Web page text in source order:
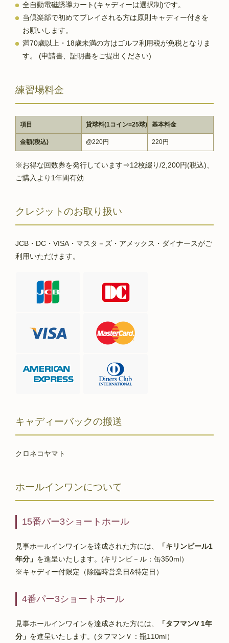
全自動電磁誘導カート(キャディーは選択制)です。
当倶楽部で初めてプレイされる方は原則キャディー付きを
お願いします。
満70歳以上・18歳未満の方はゴルフ利用税が免税となりま
す。 (申請書、証明書をご提出ください)
練習場料金
項目 貸球料(1コイン=25球) 基本料金
金額(税込) @220円 220円
※お得な回数券を発行しています⇒12枚綴り/2,200円(税込)、
ご購入より1年間有効
クレジットのお取り扱い
JCB・DC・VISA・マスタ－ズ・アメックス・ダイナースがご
利用いただけます。
キャディーバックの搬送
クロネコヤマト
ホールインワンについて
15番パー3ショートホール
見事ホールインワインを達成された方には、
「キリンビール1
年分」 を進呈いたします。(キリンビ－ル：缶350ml）
※キャディー付限定（除臨時営業日&特定日）
4番パー3ショートホール
見事ホールインワインを達成された方には、
「タフマンV 1年
分」 を進呈いたします。(タフマンＶ：瓶110ml）